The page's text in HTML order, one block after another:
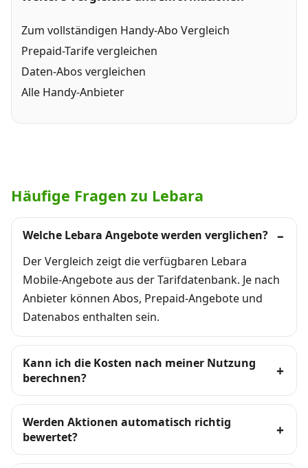
Zum vollständigen Handy-Abo Vergleich
Prepaid-Tarife vergleichen
Daten-Abos vergleichen
Alle Handy-Anbieter
Häufige Fragen zu Lebara
Welche Lebara Angebote werden verglichen?
Der Vergleich zeigt die verfügbaren Lebara
Mobile-Angebote aus der Tarifdatenbank. Je nach
Anbieter können Abos, Prepaid-Angebote und
Datenabos enthalten sein.
Kann ich die Kosten nach meiner Nutzung
berechnen?
Werden Aktionen automatisch richtig
bewertet?